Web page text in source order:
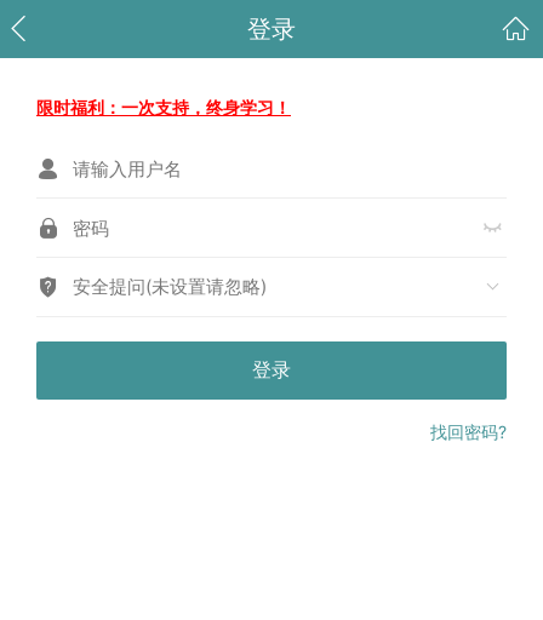
登录
限时福利：一次支持，终身学习！
安全提问(未设置请忽略)
登录
找回密码?